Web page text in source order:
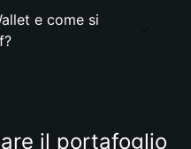
e come si
il portafoglio